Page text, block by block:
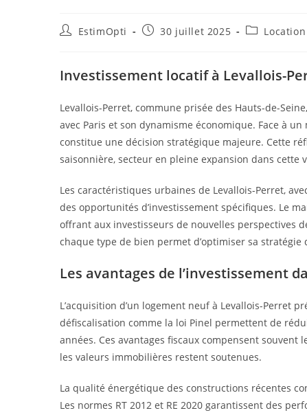
EstimOpti 30 juillet 2025
Investissement locatif à Levallois-
Levallois-Perret, commune prisée des Hauts-de-
avec Paris et son dynamisme économique. Face à
constitue une décision stratégique majeure. Cette
saisonnière, secteur en pleine expansion dans cette
Les caractéristiques urbaines de Levallois-Perret,
des opportunités d’investissement spécifiques. Le
offrant aux investisseurs de nouvelles perspectives
chaque type de bien permet d’optimiser sa stratégie
Les avantages de l’investissement
L’acquisition d’un logement neuf à Levallois-Perret
défiscalisation comme la loi Pinel permettent de
années. Ces avantages fiscaux compensent
les valeurs immobilières restent soutenues.
La qualité énergétique des constructions récentes
Les normes RT 2012 et RE 2020 garantissent des